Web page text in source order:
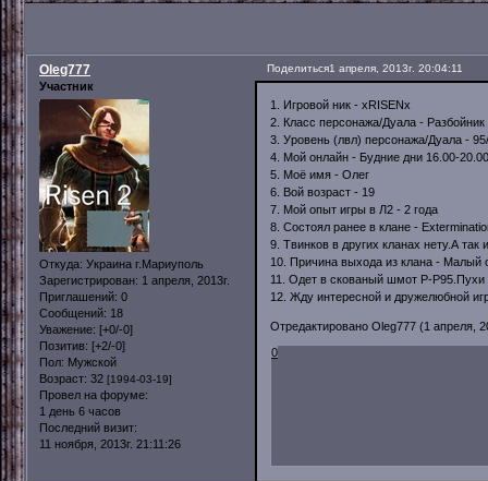
Поделиться1 апреля, 2013г. 20:04:11
Oleg777
Участник
Откуда: Украина г.Мариуполь
Зарегистрирован: 1 апреля, 2013г.
Приглашений: 0
Сообщений: 18
Уважение: [+0/-0]
Позитив: [+2/-0]
Пол: Мужской
Возраст: 32 [1994-03-19]
Провел на форуме:
1 день 6 часов
Последний визит:
11 ноября, 2013г. 21:11:26
1. Игровой ник - xRISENx
2. Класс персонажа/Дуала -
3. Уровень (лвл) персонажа/Дуала -
4. Мой онлайн - Будние дни 16.00-
5. Моё имя - Олег
6. Вой возраст - 19
7. Мой опыт игры в Л2 - 2 года
8. Состоял ранее в клане -
9. Твинков в других кланах нету.А так
10. Причина выхода из клана - Малый
11. Одет в скованый шмот Р-Р95.Пухи
12. Жду интересной и дружелюбной
Отредактировано Oleg777 (1 апреля,
0